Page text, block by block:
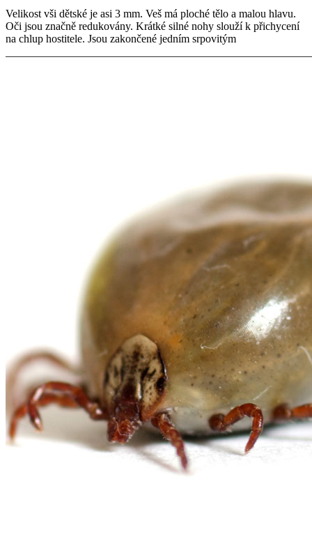
Velikost vši dětské je asi 3 mm. Veš má ploché tělo a malou hlavu.
Oči jsou značně redukovány. Krátké silné nohy slouží k přichycení
na chlup hostitele. Jsou zakončené jedním srpovitým